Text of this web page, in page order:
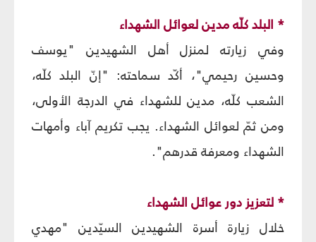
* البلد كلّه مدين لعوائل الشهداء
وفي زيارته لمنزل أهل الشهيدين "يوسف
وحسين رحيمي"، أكّد سماحته: "إنّ البلد كلّه،
الشعب كلّه، مدين للشهداء في الدرجة الأولى،
ومن ثمّ لعوائل الشهداء. يجب تكريم آباء وأمهات
الشهداء ومعرفة قدرهم".
* لتعزيز دور عوائل الشهداء
خلال زيارة أسرة الشهيدين السيّدين "مهدي